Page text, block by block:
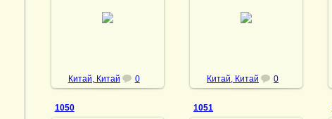
Китай, Китай 0 Китай, Китай 0
1050 1051